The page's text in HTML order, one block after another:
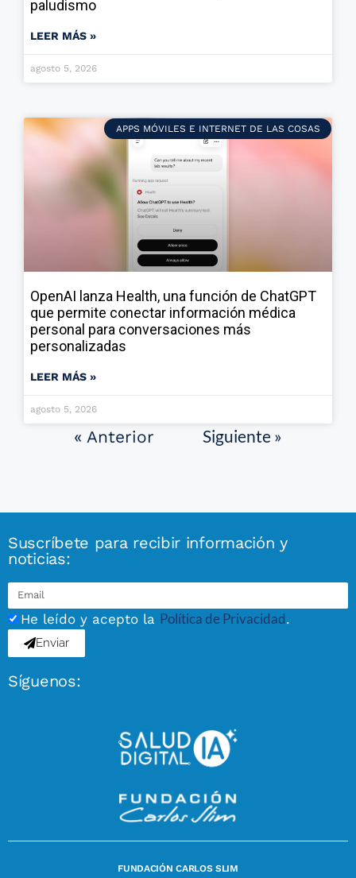
paludismo
LEER MÁS »
agosto 5, 2026
APPS MÓVILES E INTERNET DE LAS COSAS
OpenAI lanza Health, una función de ChatGPT
que permite conectar información médica
personal para conversaciones más
personalizadas
LEER MÁS »
agosto 5, 2026
« Anterior Siguiente »
Suscríbete para recibir información y
noticias:
He leído y acepto la Política de Privacidad.
Enviar
Síguenos:
FUNDACIÓN CARLOS SLIM